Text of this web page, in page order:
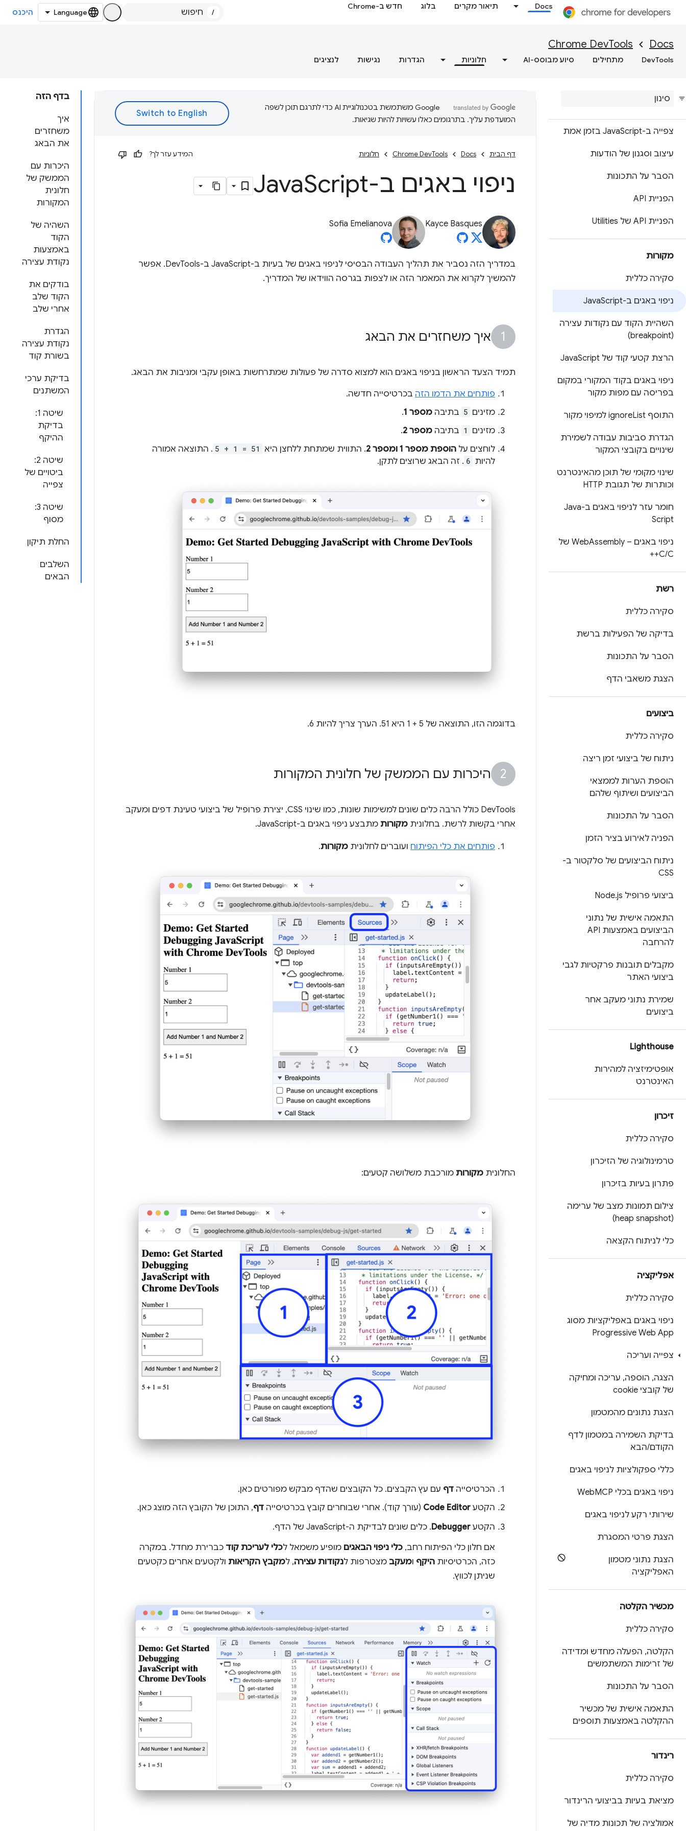
Docs תיאור מקרים בלוג חדש ב-Chrome
/ היכנס
Docs
Chrome DevTools
DevTools מתחילים סיוע מבוסס-AI חלוניות הגדרות נגישות לנציגים
הסבר על שגיאות ואזהרות
באמצעות תובנות מהמסוף
צפייה ב-JavaScript בזמן אמת
עיצוב וסגנון של הודעות
הסבר על התכונות
הפניית API
הפניית API של Utilities
מקורות
סקירה כללית
ניפוי באגים ב-JavaScript
השהיית הקוד עם נקודות עצירה
(breakpoint)
הרצת קטעי קוד של Java Script
ניפוי באגים בקוד המקורי במקום
בפריסה עם מפות מקור
התוסף ignore List למיפוי מקור
הגדרת סביבות עבודה לשמירת
שינויים בקובצי המקור
שינוי מקומי של תוכן מהאינטרנט
וכותרות של תגובת HTTP
חומר עזר לניפוי באגים ב-Java
Script
ניפוי באגים – Web
Assembly של
C/C++
רשת
סקירה כללית
בדיקה של הפעילות ברשת
הסבר על התכונות
הצגת משאבי הדף
ביצועים
סקירה כללית
ניתוח של ביצועי זמן ריצה
הוספת הערות לממצאי
הביצועים ושיתוף שלהם
הסבר על התכונות
הפניה לאירוע בציר הזמן
ניתוח הביצועים של סלקטור ב-
CSS
ביצועי פרופיל Node .js
התאמה אישית של נתוני
הביצועים באמצעות API
להרחבה
מקבלים תובנות פרקטיות לגבי
ביצועי האתר
שמירת נתוני מעקב אחר
ביצועים
Lighthouse
אופטימיזציה למהירות
האינטרנט
זיכרון
סקירה כללית
טרמינולוגיה של הזיכרון
פתרון בעיות בזיכרון
צילום תמונות מצב של ערימה
(heap snapshot)
כלי לניתוח הקצאה
אפליקציה
סקירה כללית
ניפוי באגים באפליקציות מסוג
Progressive Web App
צפייה ועריכה
הצגה, הוספה, עריכה ומחיקה
של קובצי cookie
הצגת נתונים מהמטמון
בדיקת השמירה במטמון לדף
הקודם/הבא
כללי ספקולציות לניפוי באגים
ניפוי באגים בכלי Web MCP
שירותי רקע לניפוי באגים
הצגת פרטי המסגרת
הצגת נתוני מטמון
האפליקציה
מכשיר הקלטה
סקירה כללית
הקלטה, הפעלה מחדש ומדידה
של זרימות המשתמשים
הסבר על התכונות
התאמה אישית של מכשיר
ההקלטה באמצעות תוספים
רינדור
סקירה כללית
מציאת בעיות בביצועי הרינדור
אמולציה של תכונות מדיה של
בדף הזה
איך
משחזרים
את הבאג
היכרות עם
הממשק של
חלונית
המקורות
השהיה של
הקוד
באמצעות
נקודת עצירה
בודקים את
הקוד שלב
אחרי שלב
הגדרת
נקודת עצירה
בשורת קוד
בדיקת ערכי
המשתנים
שיטה 1:
בדיקת
ההיקף
שיטה 2:
ביטויים של
צפייה
שיטה 3:
מסוף
החלת תיקון
השלבים
הבאים
‫Google משתמשת בטכנולוגיית AI כדי לתרגם תוכן לשפה
המועדפת עליך. בתרגומים כאלו עשויות להיות שגיאות.
דף הבית Docs
Chrome DevTools חלוניות המידע עזר לך?
ניפוי באגים ב-JavaScript
Kayce Basques
Sofia Emelianova
במדריך הזה נסביר את תהליך העבודה הבסיסי לניפוי באגים של בעיות ב-JavaScript ב-DevTools. אפשר
להמשיך לקרוא את המאמר הזה או לצפות בגרסה הווידאו של המדריך.
איך משחזרים את הבאג
תמיד הצעד הראשון בניפוי באגים הוא למצוא סדרה של פעולות שמתרחשות באופן עקבי ומניבות את הבאג.
פותחים את הדמו הזה בכרטיסייה חדשה.
מזינים 5 בתיבה מספר 1 .
מזינים
1 בתיבה מספר 2
.
לוחצים על הוספת מספר 1 ומספר 2 . התווית שמתחת ללחצן היא 5 + 1 = 51 . התוצאה אמורה
להיות 6 . זה הבאג שרוצים לתקן.
בדוגמה הזו, התוצאה של 5 + 1 היא 51. הערך צריך להיות 6.
היכרות עם הממשק של חלונית המקורות
DevTools כולל הרבה כלים שונים למשימות שונות, כמו שינוי CSS, יצירת פרופיל של ביצועי טעינת דפים ומעקב
אחרי בקשות לרשת. בחלונית מקורות מתבצע ניפוי באגים ב-JavaScript.
פותחים את כלי הפיתוח ועוברים לחלונית מקורות.
החלונית מקורות מורכבת משלושה קטעים:
הכרטיסייה דף עם עץ הקבצים. כל הקובצים שהדף מבקש מפורטים כאן.
הקטע Code Editor (עורך קוד). אחרי שבוחרים קובץ בכרטיסייה דף, התוכן של הקובץ הזה מוצג כאן.
הקטע Debugger. כלים שונים לבדיקת ה-JavaScript של הדף.
אם חלון כלי הפיתוח רחב, כלי ניפוי הבאגים מופיע משמאל לכלי לעריכת קוד כברירת מחדל. במקרה
כזה, הכרטיסיות היקף ומעקב מצטרפות לנקודות עצירה, למקבץ הקריאות ולקטעים אחרים כקטעים
שניתן לכווץ.